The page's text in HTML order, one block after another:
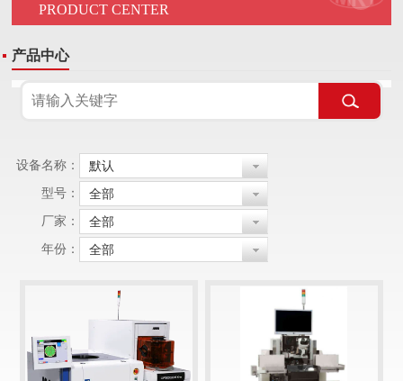
PRODUCT CENTER
产品中心
设备名称：
默认
型号：
全部
厂家：
全部
年份：
全部